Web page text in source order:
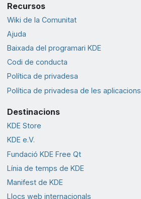
Recursos
Wiki de la Comunitat
Ajuda
Baixada del programari KDE
Codi de conducta
Política de privadesa
Política de privadesa de les aplicacions
Destinacions
KDE Store
KDE e.V.
Fundació KDE Free Qt
Línia de temps de KDE
Manifest de KDE
Llocs web internacionals